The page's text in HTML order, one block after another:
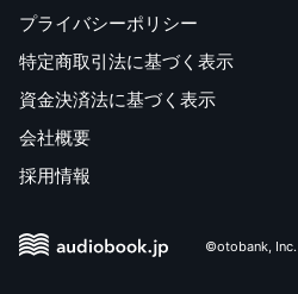
プライバシーポリシー
特定商取引法に基づく表示
資金決済法に基づく表示
会社概要
採用情報
©otobank, Inc.